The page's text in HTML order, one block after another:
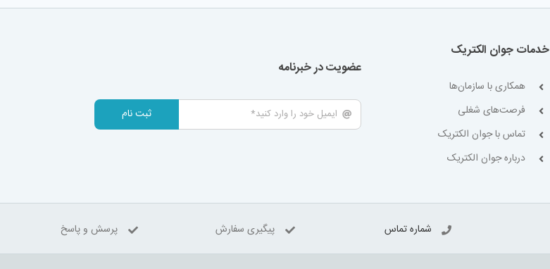
خدمات جوان الکتریک
همکاری با سازمان‌ها
فرصت‌های شغلی
تماس با جوان الکتریک
درباره جوان الکتریک
عضویت در خبرنامه
ثبت نام
شماره تماس پیگیری سفارش پرسش و پاسخ